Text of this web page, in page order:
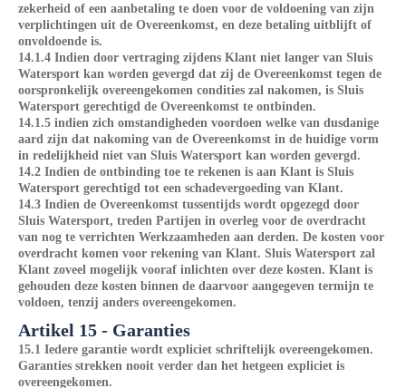
zekerheid of een aanbetaling te doen voor de voldoening van zijn
verplichtingen uit de Overeenkomst, en deze betaling uitblijft of
onvoldoende is.
14.1.4 Indien door vertraging zijdens Klant niet langer van Sluis
Watersport kan worden gevergd dat zij de Overeenkomst tegen de
oorspronkelijk overeengekomen condities zal nakomen, is Sluis
Watersport gerechtigd de Overeenkomst te ontbinden.
14.1.5 indien zich omstandigheden voordoen welke van dusdanige
aard zijn dat nakoming van de Overeenkomst in de huidige vorm
in redelijkheid niet van Sluis Watersport kan worden gevergd.
14.2 Indien de ontbinding toe te rekenen is aan Klant is Sluis
Watersport gerechtigd tot een schadevergoeding van Klant.
14.3 Indien de Overeenkomst tussentijds wordt opgezegd door
Sluis Watersport, treden Partijen in overleg voor de overdracht
van nog te verrichten Werkzaamheden aan derden. De kosten voor
overdracht komen voor rekening van Klant. Sluis Watersport zal
Klant zoveel mogelijk vooraf inlichten over deze kosten. Klant is
gehouden deze kosten binnen de daarvoor aangegeven termijn te
voldoen, tenzij anders overeengekomen.
Artikel 15 - Garanties
15.1 Iedere garantie wordt expliciet schriftelijk overeengekomen.
Garanties strekken nooit verder dan het hetgeen expliciet is
overeengekomen.